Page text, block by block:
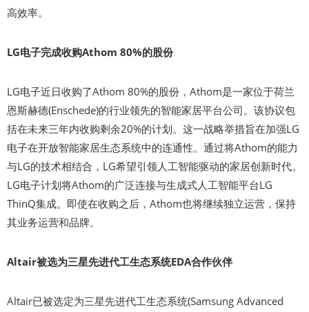
高效率。
LG电子完成收购Athom 80%的股份
LG电子近日收购了Athom 80%的股份，Athom是一家位于荷兰
恩斯赫德(Enschede)的行业领先的智能家居平台公司。该协议包
括在未来三年内收购剩余20%的计划。这一战略举措旨在加强LG
电子在开放智能家居生态系统中的连通性。通过将Athom的能力
与LG的技术相结合，LG希望引领人工智能驱动的家居创新时代。
LG电子计划将Athom的广泛连接与生成式人工智能平台LG
ThinQ集成。即使在收购之后，Athom也将继续独立运营，保持
其业务运营和品牌。
Altair被选为三星先进代工生态系统EDA合作伙伴
Altair已被选定为三星先进代工生态系统(Samsung Advanced